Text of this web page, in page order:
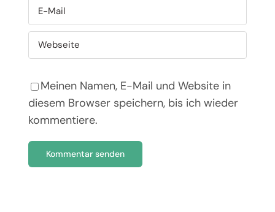
Meinen Namen, E-Mail und Website in
diesem Browser speichern, bis ich wieder
kommentiere.